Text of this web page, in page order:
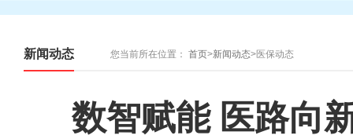
新闻动态 您当前所在位置： 首页>新闻动态>医保动态
数智赋能 医路向